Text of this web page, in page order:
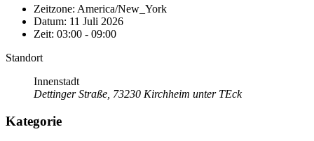
Zeitzone: America/New_York
Datum: 11 Juli 2026
Zeit: 03:00 - 09:00
Standort
Innenstadt
Dettinger Straße, 73230 Kirchheim unter TEck
Kategorie